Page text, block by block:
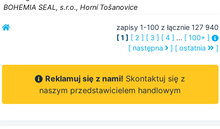
BOHEMIA SEAL, s.r.o., Horní Tošanovice
zapisy 1-100 z łącznie 127 940
[ 1 ] [ 2 ] [ 3 ] [ 4 ] ... [ 100+ ]
[ następna
] [ ostatnia ]
Reklamuj się z nami! Skontaktuj się z
naszym przedstawicielem handlowym